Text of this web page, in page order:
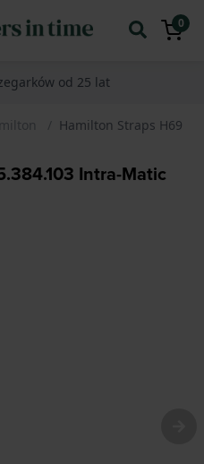
0
od 25 lat
Hamilton Straps
Intra-Matic